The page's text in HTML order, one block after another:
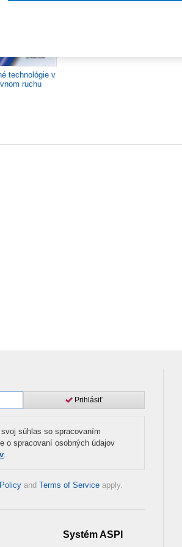
technológie v
ruchu
Prihlásiť
súhlas so spracovaním
o spracovaní osobných údajov
and Terms of Service apply.
Systém ASPI